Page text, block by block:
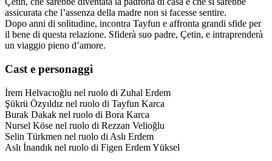
assicurata che l’assenza della madre non si facesse sentire.
Dopo anni di solitudine, incontra Tayfun e affronta grandi sfide per
il bene di questa relazione. Sfiderà suo padre, Çetin, e intraprenderà
un viaggio pieno d’amore.
Cast e personaggi
İrem Helvacıoğlu nel ruolo di Zuhal Erdem
Şükrü Özyıldız nel ruolo di Tayfun Karca
Burak Dakak nel ruolo di Bora Karca
Nursel Köse nel ruolo di Rezzan Velioğlu
Selin Türkmen nel ruolo di Aslı Erdem
Aslı İnandık nel ruolo di Figen Erdem Yüksel